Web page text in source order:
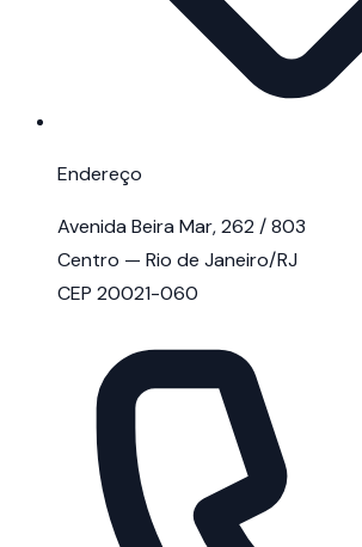
Endereço
Avenida Beira Mar, 262 / 803
Centro — Rio de Janeiro/RJ
CEP 20021-060